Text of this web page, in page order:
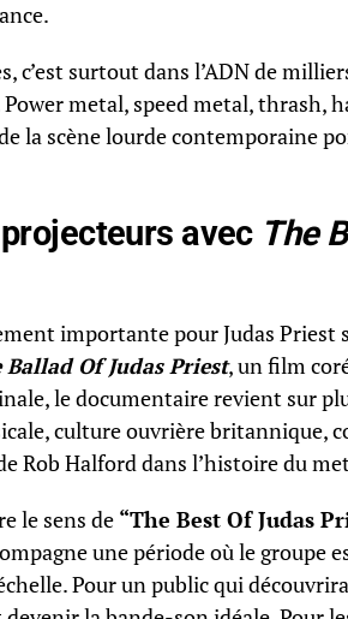
c’est surtout dans l’ADN de
metal, speed metal, thrash,
la scène lourde contemporaine
avec The
importante pour Judas
Ballad Of Judas Priest, un film
le documentaire revient sur
culture ouvrière britannique,
Rob Halford dans l’histoire du
le sens de “The Best Of Judas
une période où le groupe
Pour un public qui